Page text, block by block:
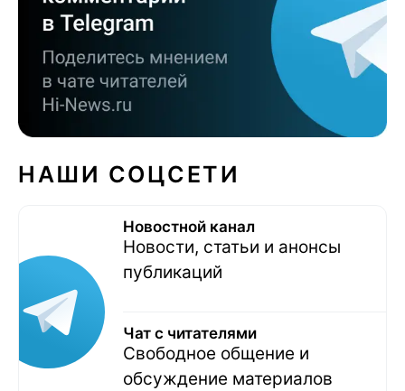
НАШИ СОЦСЕТИ
Новостной канал
Новости, статьи и анонсы
публикаций
Чат с читателями
Свободное общение и
обсуждение материалов